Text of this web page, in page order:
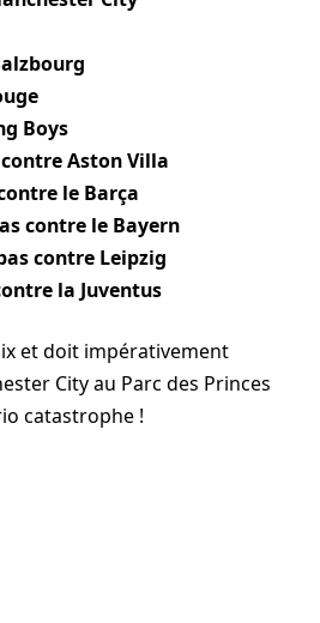
Boys
Aston Villa
le Barça
contre le Bayern
contre Leipzig
la Juventus
et doit impérativement
City au Parc des Princes
catastrophe !